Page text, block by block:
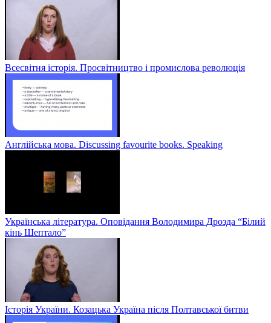
Всесвітня історія. Просвітництво і промислова революція
Англійська мова. Discussing favourite books. Speaking
Українська література. Оповідання Володимира Дрозда “Білий
кінь Шептало”
Історія України. Козацька Україна після Полтавської битви